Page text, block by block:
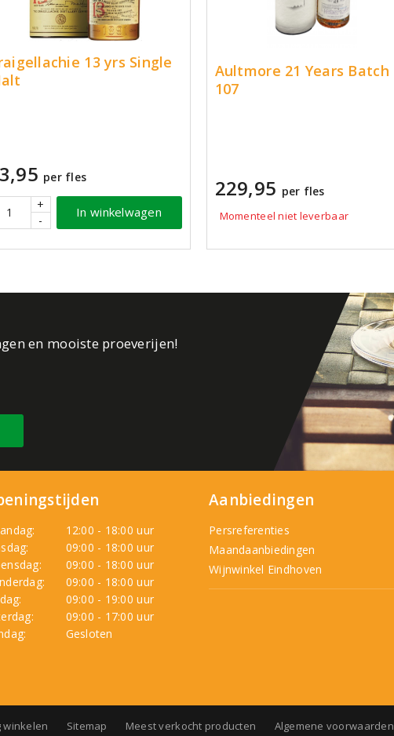
13 yrs Single
per fles
+
-
In winkelwagen
Aultmore 21 Years Batch
107
229,95 per fles
Momenteel niet leverbaar
en mooiste proeverijen!
12:00 - 18:00 uur
09:00 - 18:00 uur
09:00 - 18:00 uur
09:00 - 18:00 uur
09:00 - 19:00 uur
09:00 - 17:00 uur
Gesloten
Aanbiedingen
Persreferenties
Maandaanbiedingen
Wijnwinkel Eindhoven
winkelen Sitemap Meest verkocht producten Algemene voorwaarden